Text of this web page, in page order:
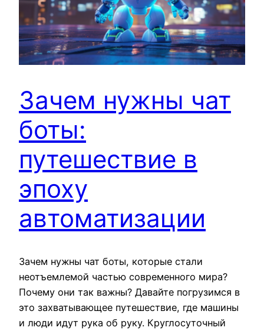
Зачем нужны чат
боты:
путешествие в
эпоху
автоматизации
Зачем нужны чат боты, которые стали
неотъемлемой частью современного мира?
Почему они так важны? Давайте погрузимся в
это захватывающее путешествие, где машины
и люди идут рука об руку. Круглосуточный